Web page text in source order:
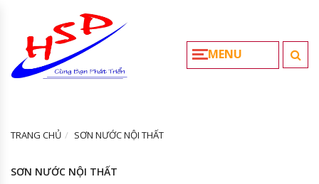
MENU
TRANG CHỦ SƠN NƯỚC NỘI THẤT
SƠN NƯỚC NỘI THẤT